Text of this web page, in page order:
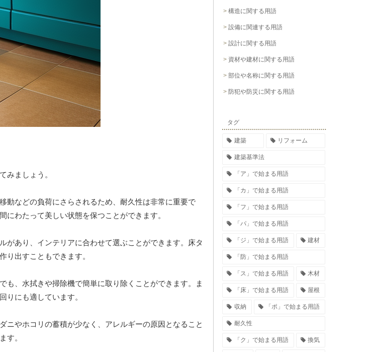
みましょう。
動などの負荷にさらされるため、耐久性は非常に重要で
わたって美しい状態を保つことができます。
があり、インテリアに合わせて選ぶことができます。床タ
り出すこともできます。
も、水拭きや掃除機で簡単に取り除くことができます。ま
りにも適しています。
ニやホコリの蓄積が少なく、アレルギーの原因となること
す。
構造に関する用語
設備に関連する用語
設計に関する用語
資材や建材に関する用語
部位や名称に関する用語
防犯や防災に関する用語
タグ
建築 リフォーム
建築基準法
「ア」で始まる用語
「カ」で始まる用語
「フ」で始まる用語
「パ」で始まる用語
「ジ」で始まる用語 建材
「防」で始まる用語
「ス」で始まる用語 木材
「床」で始まる用語 屋根
収納 「ポ」で始まる用語
耐久性
「ク」で始まる用語 換気